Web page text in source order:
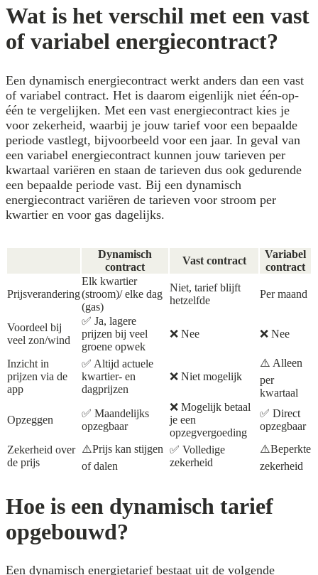
Wat is het verschil met een vast
of variabel energiecontract?
Een dynamisch energiecontract werkt anders dan een vast
of variabel contract. Het is daarom eigenlijk niet één-op-
één te vergelijken. Met een vast energiecontract kies je
voor zekerheid, waarbij je jouw tarief voor een bepaalde
periode vastlegt, bijvoorbeeld voor een jaar. In geval van
een variabel energiecontract kunnen jouw tarieven per
kwartaal variëren en staan de tarieven dus ook gedurende
een bepaalde periode vast. Bij een dynamisch
energiecontract variëren de tarieven voor stroom per
kwartier en voor gas dagelijks.
Dynamisch
contract
Vast contract
Variabel
contract
Prijsverandering
Elk kwartier
(stroom)/ elke dag
(gas)
Niet, tarief blijft
hetzelfde
Per maand
Voordeel bij
veel zon/wind
✅ Ja, lagere
prijzen bij veel
groene opwek
❌ Nee ❌ Nee
Inzicht in
prijzen via de
app
✅ Altijd actuele
kwartier- en
dagprijzen
❌ Niet mogelijk
⚠️ Alleen
per
kwartaal
Opzeggen
✅ Maandelijks
opzegbaar
❌ Mogelijk betaal
je een
opzegvergoeding
✅ Direct
opzegbaar
Zekerheid over
de prijs
⚠️Prijs kan stijgen
of dalen
✅ Volledige
zekerheid
⚠️Beperkte
zekerheid
Hoe is een dynamisch tarief
opgebouwd?
Een dynamisch energietarief bestaat uit de volgende